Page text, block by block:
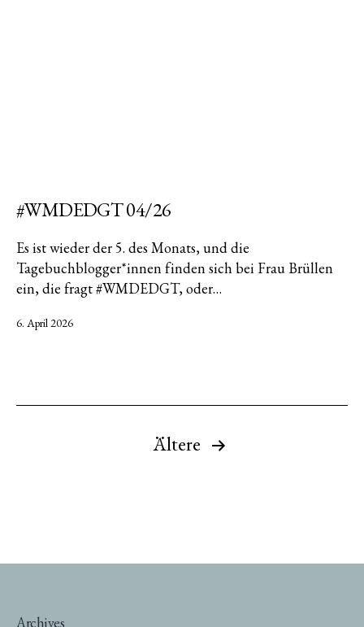
#WMDEDGT 04/26
Es ist wieder der 5. des Monats, und die
Tagebuchblogger*innen finden sich bei Frau Brüllen
ein, die fragt #WMDEDGT, oder…
Veröffentlicht
6. April 2026
Seitennummerierung
Ältere
Archives